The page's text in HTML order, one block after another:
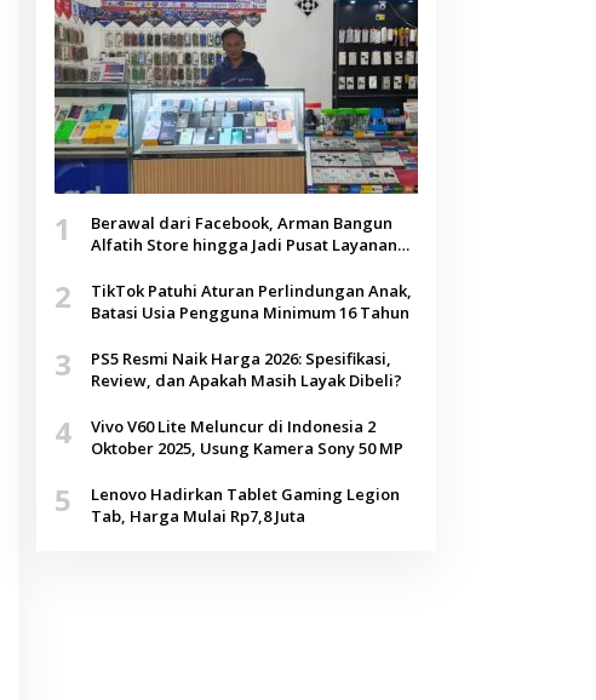
1
Berawal dari Facebook, Arman Bangun
Alfatih Store hingga Jadi Pusat Layanan
2
TikTok Patuhi Aturan Perlindungan Anak,
Batasi Usia Pengguna Minimum 16 Tahun
3
PS5 Resmi Naik Harga 2026: Spesifikasi,
Review, dan Apakah Masih Layak Dibeli?
4
Vivo V60 Lite Meluncur di Indonesia 2
Oktober 2025, Usung Kamera Sony 50 MP
5
Lenovo Hadirkan Tablet Gaming Legion
Tab, Harga Mulai Rp7,8 Juta